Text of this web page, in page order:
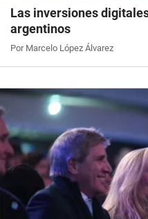
Las inversiones
argentinos
Por Marcelo López Álvarez